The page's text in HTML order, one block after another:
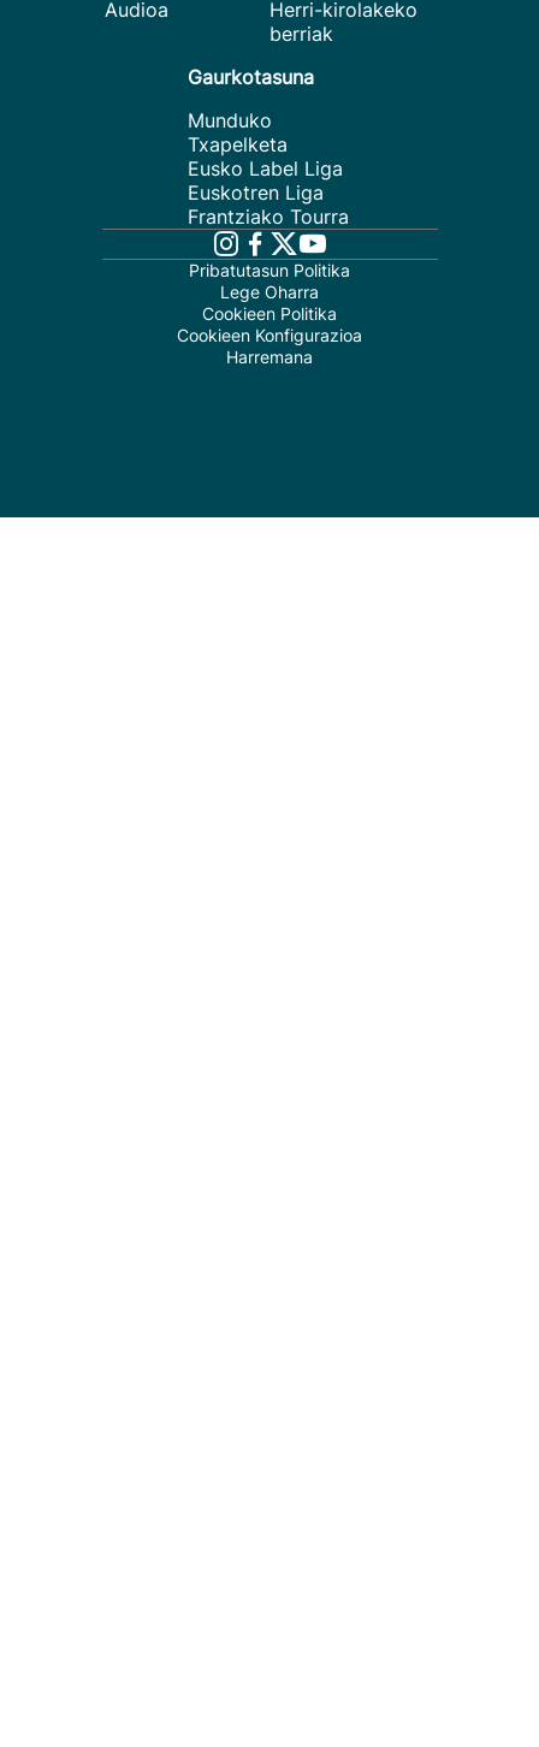
Audioa
Herri-kirolakeko
berriak
Gaurkotasuna
Munduko
Txapelketa
Eusko Label Liga
Euskotren Liga
Frantziako Tourra
Pribatutasun Politika
Lege Oharra
Cookieen Politika
Cookieen Konfigurazioa
Harremana